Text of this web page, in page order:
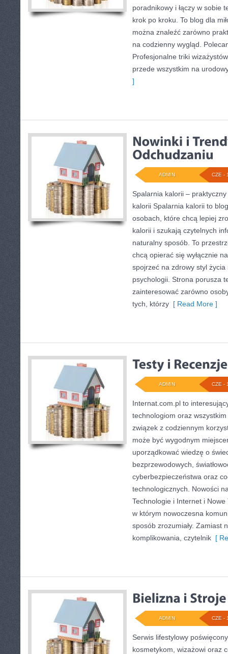
poradnikowy i łączy w sobie
krok po kroku. To blog dla
można znaleźć zarówno
na codzienny wygląd.
Profesjonalne triki
przede wszystkim na
]
CZE -
ADMIN
Spalarnia kalorii –
kalorii Spalarnia kalorii to
osobach, które chcą lepiej
kalorii i szukają czytelnych
naturalny sposób. To
chcą opierać się wyłącznie
spojrzeć na zdrowy styl
psychologii. Strona porusza
zainteresować zarówno
tych, którzy [ Read More ]
CZE -
ADMIN
Internat.com.pl to
technologiom oraz
związek z codziennym
może być wygodnym
uporządkować wiedzę o
bezprzewodowych,
cyberbezpieczeństwa oraz
technologicznych. Nowości
Technologie i Internet i
w którym nowoczesna
sposób zrozumiały. Zamiast
komplikowania, czytelnik [
CZE -
ADMIN
Serwis lifestylowy
kosmetykom, wizażowi oraz